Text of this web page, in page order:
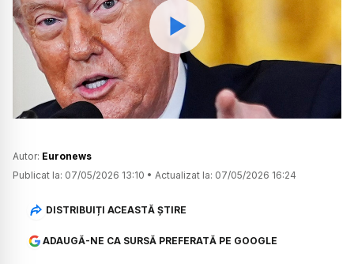
Watch
Autor: Euronews
Publicat la: 07/05/2026 13:10 • Actualizat la: 07/05/2026 16:24
DISTRIBUIȚI ACEASTĂ ȘTIRE
ADAUGĂ-NE CA SURSĂ PREFERATĂ PE GOOGLE